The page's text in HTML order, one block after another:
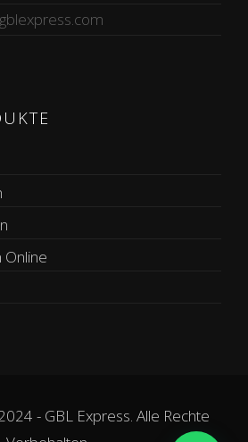
Online
- GBL Express. Alle Rechte